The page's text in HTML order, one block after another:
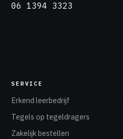
06 1394 3323
SERVICE
Erkend leerbedrijf
Tegels op tegeldragers
Zakelijk bestellen